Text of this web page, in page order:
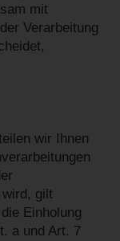
mit
Verarbeitung
wir Ihnen
gilt
Einholung
a und Art. 7